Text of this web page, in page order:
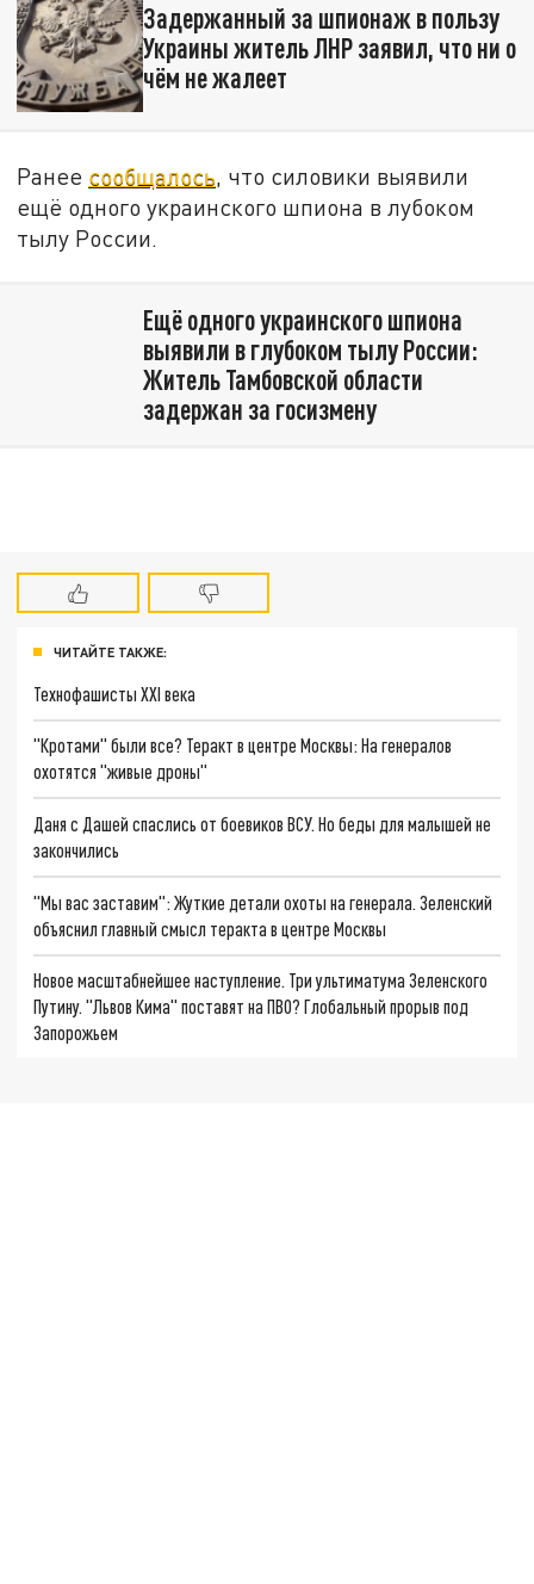
Задержанный за шпионаж в пользу
Украины житель ЛНР заявил, что ни о
чём не жалеет
Ранее сообщалось , что силовики выявили
ещё одного украинского шпиона в лубоком
тылу России.
Ещё одного украинского шпиона
выявили в глубоком тылу России:
Житель Тамбовской области
задержан за госизмену
ЧИТАЙТЕ ТАКЖЕ:
Технофашисты XXI века
"Кротами" были все? Теракт в центре Москвы: На генералов
охотятся "живые дроны"
Даня с Дашей спаслись от боевиков ВСУ. Но беды для малышей не
закончились
"Мы вас заставим": Жуткие детали охоты на генерала. Зеленский
объяснил главный смысл теракта в центре Москвы
Новое масштабнейшее наступление. Три ультиматума Зеленского
Путину. "Львов Кима" поставят на ПВО? Глобальный прорыв под
Запорожьем